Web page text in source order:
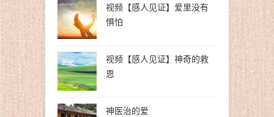
视频【感人见证】爱里没有
惧怕
视频【感人见证】神奇的救
恩
神医治的爱